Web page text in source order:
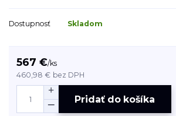
Dostupnosť Skladom
567 €/ks
460,98 € bez DPH
Pridať do košíka